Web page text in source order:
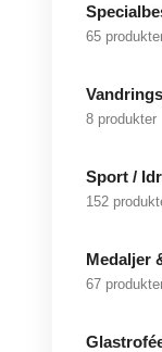
65
8 produkter
Sport /
152
Medaljer
67